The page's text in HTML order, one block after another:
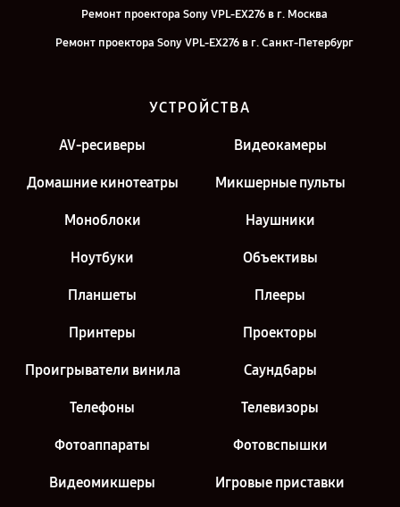
Ремонт проектора Sony VPL-EX276 в г. Москва
Ремонт проектора Sony VPL-EX276 в г. Санкт-Петербург
УСТРОЙСТВА
AV-ресиверы Видеокамеры
Домашние кинотеатры Микшерные пульты
Моноблоки Наушники
Ноутбуки Объективы
Планшеты Плееры
Принтеры Проекторы
Проигрыватели винила Саундбары
Телефоны Телевизоры
Фотоаппараты Фотовспышки
Видеомикшеры Игровые приставки